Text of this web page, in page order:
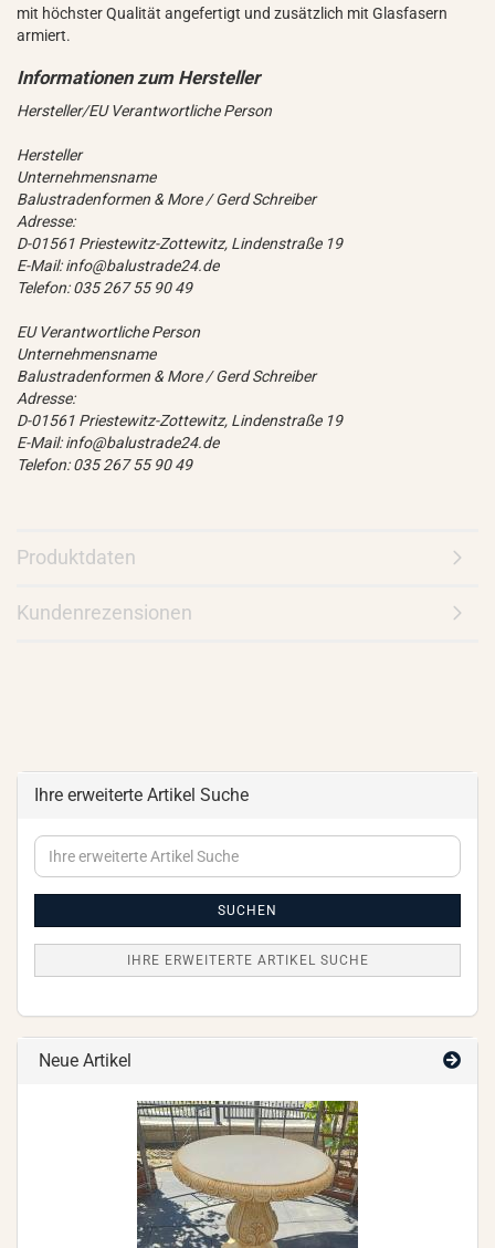
mit höchster Qualität angefertigt und zusätzlich mit Glasfasern
armiert.
Hersteller/EU Verantwortliche Person
Hersteller
Unternehmensname
Balustradenformen & More / Gerd Schreiber
Adresse:
D-01561 Priestewitz-Zottewitz, Lindenstraße 19
E-Mail: info@balustrade24.de
Telefon: 035 267 55 90 49
EU Verantwortliche Person
Unternehmensname
Balustradenformen & More / Gerd Schreiber
Adresse:
D-01561 Priestewitz-Zottewitz, Lindenstraße 19
E-Mail: info@balustrade24.de
Telefon: 035 267 55 90 49
Produktdaten
Kundenrezensionen
Ihre erweiterte Artikel Suche
Ihre
erweiterte
SUCHEN
IHRE ERWEITERTE ARTIKEL SUCHE
Neue Artikel